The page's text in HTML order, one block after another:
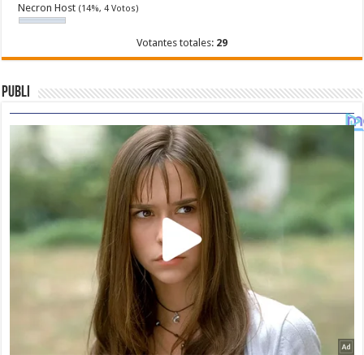
Necron Host (14%, 4 Votos)
Votantes totales: 29
Publi